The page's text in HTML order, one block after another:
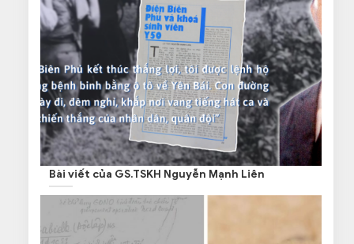
Bài viết của GS.TSKH Nguyễn Mạnh Liên